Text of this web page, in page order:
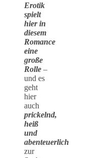
Erotik
spielt
hier in
diesem
Romance
eine
große
Rolle –
und es
geht
hier
auch
prickelnd,
heiß
und
abenteuerlich
zur